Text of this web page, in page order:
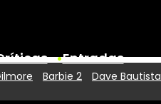
Entradas
Barbie 2 Dave Bautista